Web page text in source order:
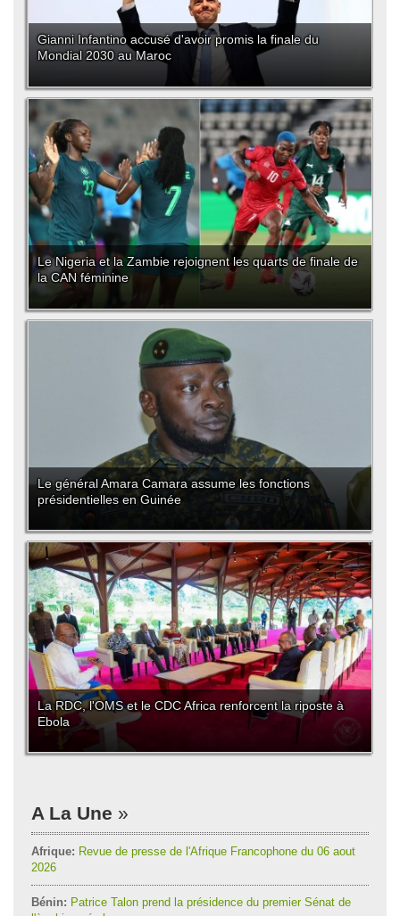
Gianni Infantino accusé d'avoir promis la finale du
Mondial 2030 au Maroc
Le Nigeria et la Zambie rejoignent les quarts de finale de
la CAN féminine
Le général Amara Camara assume les fonctions
présidentielles en Guinée
La RDC, l'OMS et le CDC Africa renforcent la riposte à
Ebola
A La Une
Afrique: Revue de presse de l'Afrique Francophone du 06 aout
2026
Bénin: Patrice Talon prend la présidence du premier Sénat de